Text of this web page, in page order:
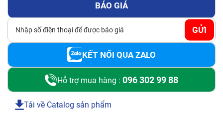
BÁO GIÁ
GỬI
KẾT NỐI QUA ZALO
Hỗ trợ mua hàng : 096 302 99 88
Tải về Catalog sản phẩm